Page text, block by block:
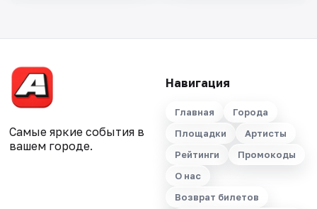
Самые яркие события в
вашем городе.
Навигация
Главная
Города
Площадки
Артисты
Рейтинги
Промокоды
О нас
Возврат билетов